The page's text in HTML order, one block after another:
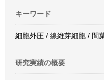
キーワード
細胞外圧 / 線維芽細胞 / 間
研究実績の概要